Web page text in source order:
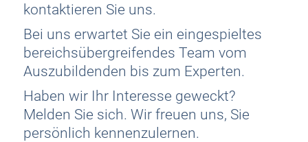
kontaktieren Sie uns.
Bei uns erwartet Sie ein eingespieltes
bereichsübergreifendes Team vom
Auszubildenden bis zum Experten.
Haben wir Ihr Interesse geweckt?
Melden Sie sich. Wir freuen uns, Sie
persönlich kennenzulernen.